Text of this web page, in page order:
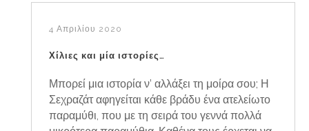
4 Απριλίου 2020
Χίλιες και μία ιστορίες…
Μπορεί μια ιστορία ν’ αλλάξει τη μοίρα σου; Η
Σεχραζάτ αφηγείται κάθε βράδυ ένα ατελείωτο
παραμύθι, που με τη σειρά του γεννά πολλά